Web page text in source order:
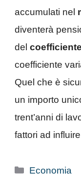
accumulati nel
diventerà
del coefficiente
coefficiente
Quel che è
un importo
trent’anni di
fattori ad
Categorie
Economia